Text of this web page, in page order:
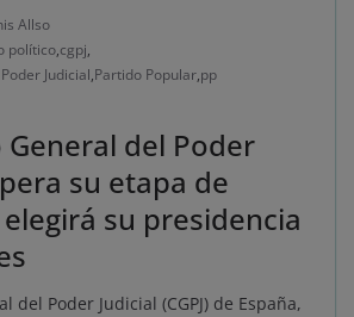
Allso
político,cgpj,
Judicial,Partido Popular,pp
General del Poder
su etapa de
su presidencia
del Poder Judicial (CGPJ) de España,